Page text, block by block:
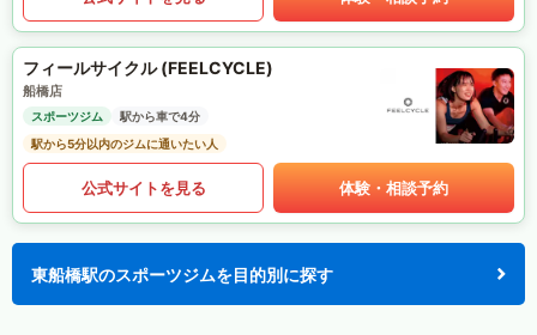
フィールサイクル (FEELCYCLE)
船橋店
スポーツジム
駅から車で4分
駅から5分以内のジムに通いたい人
公式サイトを見る 体験・相談予約
東船橋駅のスポーツジムを目的別に探す